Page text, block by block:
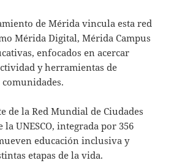
de Mérida vincula esta red
Mérida Digital, Mérida Campus
enfocados en acercar
y herramientas de
de la Red Mundial de Ciudades
UNESCO, integrada por 356
educación inclusiva y
etapas de la vida.